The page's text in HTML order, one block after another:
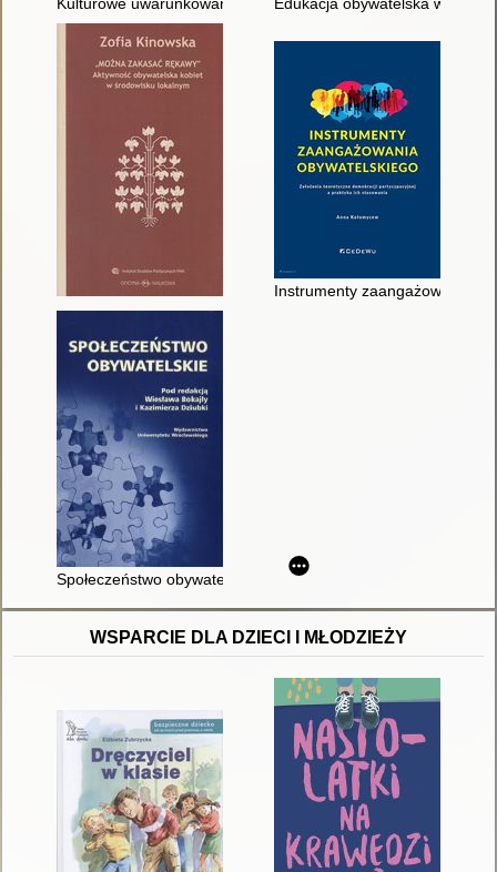
Kulturowe uwarunkowania procesów aktywizacyjnych
Edukacja obywatelska w
Instrumenty zaangażowania
Społeczeństwo obywatelskie
WSPARCIE DLA DZIECI I MŁODZIEŻY